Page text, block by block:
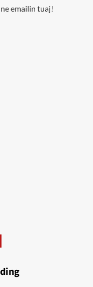
emailin tuaj!